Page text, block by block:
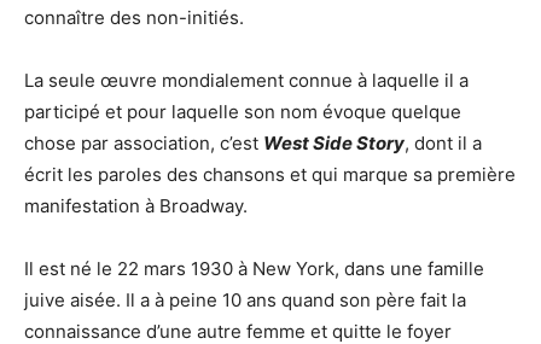
connaître des non-initiés.
La seule œuvre mondialement connue à laquelle il a
participé et pour laquelle son nom évoque quelque
chose par association, c’est West Side Story, dont il a
écrit les paroles des chansons et qui marque sa première
manifestation à Broadway.
Il est né le 22 mars 1930 à New York, dans une famille
juive aisée. Il a à peine 10 ans quand son père fait la
connaissance d’une autre femme et quitte le foyer